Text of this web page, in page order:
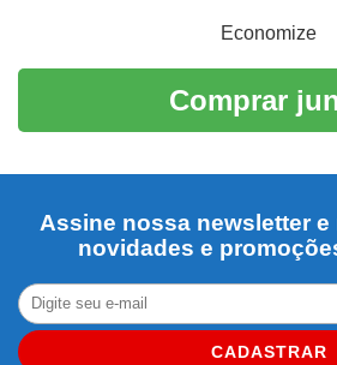
Economize
Comprar
Assine nossa newsletter
novidades e
CADASTRAR